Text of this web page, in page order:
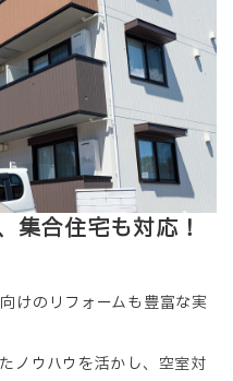
集合住宅も対応！
けのリフォームも豊富な実
ノウハウを活かし、空室対